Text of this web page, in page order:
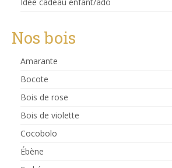
Nos bois
Amarante
Bocote
Bois de rose
Bois de violette
Cocobolo
Ébène